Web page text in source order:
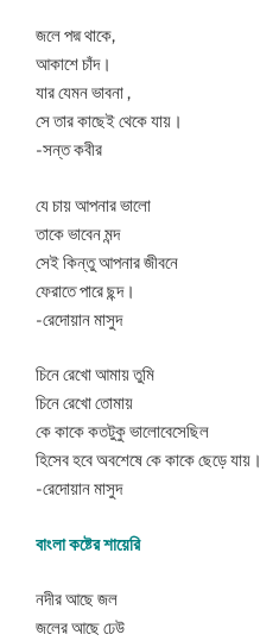
জলে পদ্ম থাকে,
আকাশে চাঁদ।
যার যেমন ভাবনা ,
সে তার কাছেই থেকে যায়।
-সন্ত কবীর
যে চায় আপনার ভালো
তাকে ভাবেন মন্দ
সেই কিন্তু আপনার জীবনে
ফেরাতে পারে ছন্দ।
-রেদোয়ান মাসুদ
চিনে রেখো আমায় তুমি
চিনে রেখো তোমায়
কে কাকে কতটুকু ভালোবেসেছিল
হিসেব হবে অবশেষে কে কাকে ছেড়ে যায়।
-রেদোয়ান মাসুদ
বাংলা কষ্টের শায়েরি
নদীর আছে জল
জলের আছে ঢেউ